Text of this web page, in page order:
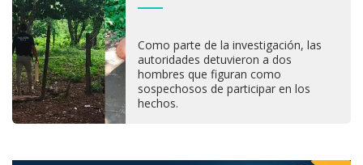
Como parte de la investigación, las
autoridades detuvieron a dos
hombres que figuran como
sospechosos de participar en los
hechos.